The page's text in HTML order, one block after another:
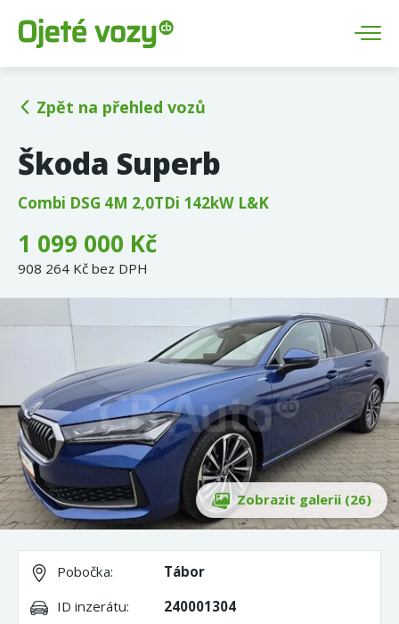
Zpět na přehled vozů
Škoda Superb
Combi DSG 4M 2,0TDi 142kW L&K
1 099 000 Kč
908 264 Kč bez DPH
Pobočka:
Tábor
ID inzerátu:
240001304
Zobrazit galerii (26)